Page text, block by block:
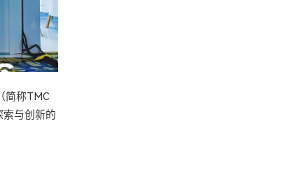
简称TMC
与创新的